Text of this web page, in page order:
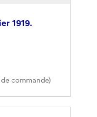
1919.
commande)